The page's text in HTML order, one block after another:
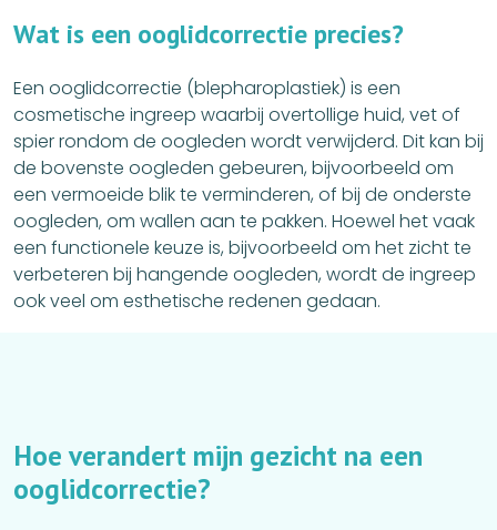
Wat is een ooglidcorrectie precies?
Een ooglidcorrectie (blepharoplastiek) is een
cosmetische ingreep waarbij overtollige huid, vet of
spier rondom de oogleden wordt verwijderd. Dit kan bij
de bovenste oogleden gebeuren, bijvoorbeeld om
een vermoeide blik te verminderen, of bij de onderste
oogleden, om wallen aan te pakken. Hoewel het vaak
een functionele keuze is, bijvoorbeeld om het zicht te
verbeteren bij hangende oogleden, wordt de ingreep
ook veel om esthetische redenen gedaan.
Hoe verandert mijn gezicht na een
ooglidcorrectie?